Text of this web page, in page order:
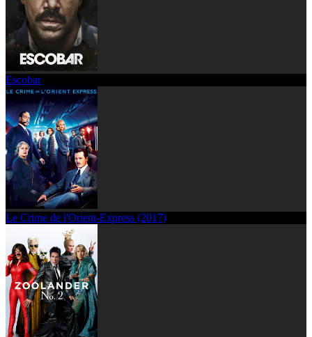
Escobar
Le Crime de l'Orient-Express (2017)